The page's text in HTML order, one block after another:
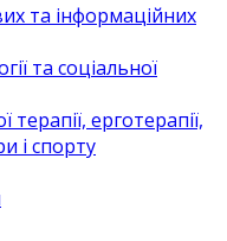
та інформаційних
та соціальної
терапії, ерготерапії,
і спорту